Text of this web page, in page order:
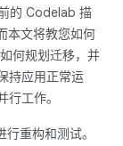
的 Codelab 描
本文将教您如何
何规划迁移，并
持应用正常运
工作。
重构和测试。